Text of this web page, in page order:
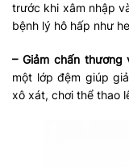
trước khi xâm nhập
bệnh lý hô hấp như
– Giảm chấn thương
một lớp đệm giúp
xô xát, chơi thể thao